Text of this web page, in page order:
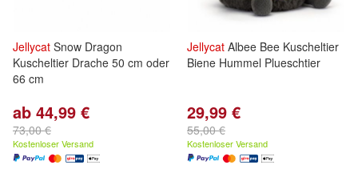
Jellycat Snow Dragon
Kuscheltier Drache 50 cm oder
66 cm
ab 44,99 €
73,00 €
Kostenloser Versand
Jellycat Albee Bee Kuscheltier
Biene Hummel Plueschtier
29,99 €
55,00 €
Kostenloser Versand